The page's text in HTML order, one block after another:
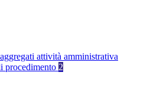
attività amministrativa
procedimento 2